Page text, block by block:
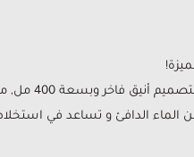
مع إبريق شاي
الدافئ و تساعد في استخلاص